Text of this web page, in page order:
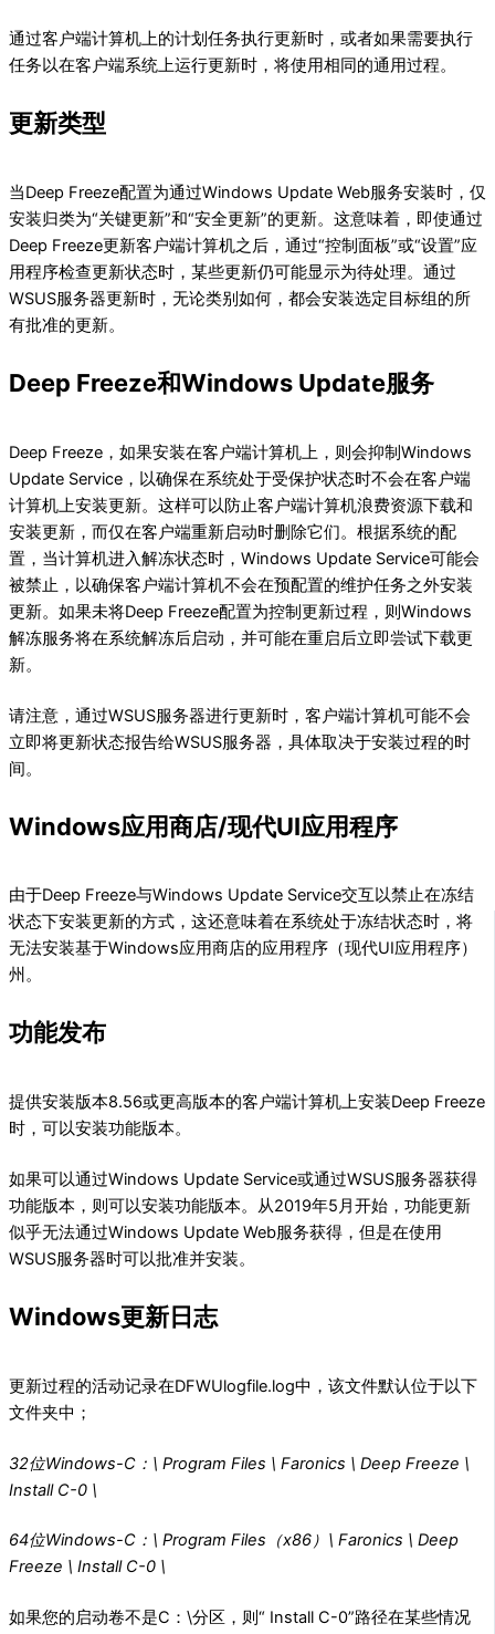
通过客户端计算机上的计划任务执行更新时，或者如果需要执行
任务以在客户端系统上运行更新时，将使用相同的通用过程。
更新类型
当Deep Freeze配置为通过Windows Update Web服务安装时，仅
安装归类为“关键更新”和“安全更新”的更新。这意味着，即使通过
Deep Freeze更新客户端计算机之后，通过“控制面板”或“设置”应
用程序检查更新状态时，某些更新仍可能显示为待处理。通过
WSUS服务器更新时，无论类别如何，都会安装选定目标组的所
有批准的更新。
Deep Freeze和Windows Update服务
Deep Freeze，如果安装在客户端计算机上，则会抑制Windows
Update Service，以确保在系统处于受保护状态时不会在客户端
计算机上安装更新。这样可以防止客户端计算机浪费资源下载和
安装更新，而仅在客户端重新启动时删除它们。根据系统的配
置，当计算机进入解冻状态时，Windows Update Service可能会
被禁止，以确保客户端计算机不会在预配置的维护任务之外安装
更新。如果未将Deep Freeze配置为控制更新过程，则Windows
解冻服务将在系统解冻后启动，并可能在重启后立即尝试下载更
新。
请注意，通过WSUS服务器进行更新时，客户端计算机可能不会
立即将更新状态报告给WSUS服务器，具体取决于安装过程的时
间。
Windows应用商店/现代UI应用程序
由于Deep Freeze与Windows Update Service交互以禁止在冻结
状态下安装更新的方式，这还意味着在系统处于冻结状态时，将
无法安装基于Windows应用商店的应用程序（现代UI应用程序）
州。
功能发布
提供安装版本8.56或更高版本的客户端计算机上安装Deep Freeze
时，可以安装功能版本。
如果可以通过Windows Update Service或通过WSUS服务器获得
功能版本，则可以安装功能版本。从2019年5月开始，功能更新
似乎无法通过Windows Update Web服务获得，但是在使用
WSUS服务器时可以批准并安装。
Windows更新日志
更新过程的活动记录在DFWUlogfile.log中，该文件默认位于以下
文件夹中；
32位Windows-C：\ Program Files \ Faronics \ Deep Freeze \
Install C-0 \
64位Windows-C：\ Program Files（x86）\ Faronics \ Deep
Freeze \ Install C-0 \
如果您的启动卷不是C：\分区，则“ Install C-0”路径在某些情况